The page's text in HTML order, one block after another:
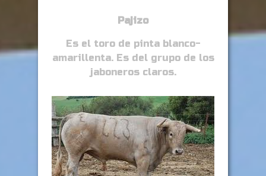
Pajizo
Es el toro de pinta blanco-
amarillenta. Es del grupo de los
jaboneros claros.